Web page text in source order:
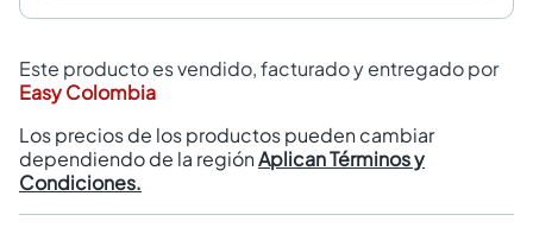
Este producto es vendido, facturado y entregado por
Easy Colombia
Los precios de los productos pueden cambiar
dependiendo de la regiónAplican Términos y
Condiciones.